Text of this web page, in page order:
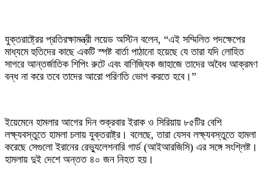
যুক্তরাষ্ট্রের প্রতিরক্ষামন্ত্রী লয়েড অস্টিন বলেন, “এই সম্মিলিত পদক্ষেপের
মাধ্যমে হুতিদের কাছে একটি স্পষ্ট বার্তা পাঠানো হয়েছে যে তারা যদি লোহিত
সাগরে আন্তর্জাতিক শিপিং রুটে এবং বাণিজ্যিক জাহাজে তাদের অবৈধ আক্রমণ
বন্ধ না করে তবে তাদের আরো পরিণতি ভোগ করতে হবে।”
ইয়েমেনে হামলার আগের দিন শুক্রবার ইরাক ও সিরিয়ায় ৮৫টির বেশি
লক্ষ্যবস্তুতে হামলা চলায় যুক্তরাষ্ট্র। বলেছে, তারা যেসব লক্ষ্যবস্তুতে হামলা
করেছে সেগুলো ইরানের রেভ্যুলেশনারি গার্ড (আইআরজিসি) এর সঙ্গে সংশ্লিষ্ট।
হামলায় দুই দেশে অন্তত ৪০ জন নিহত হয়।